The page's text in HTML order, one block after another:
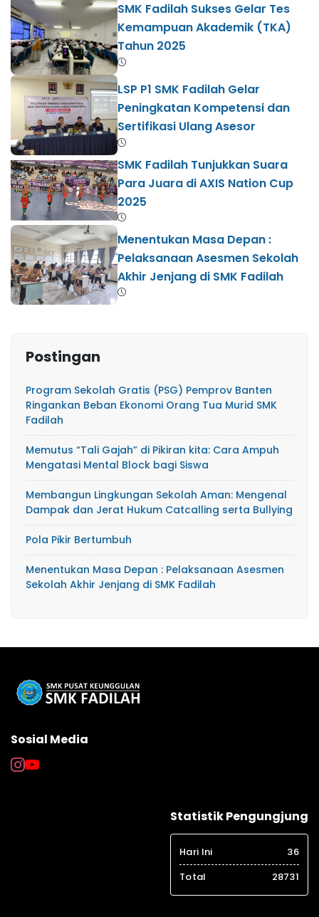
SMK Fadilah Sukses Gelar Tes
Kemampuan Akademik (TKA)
Tahun 2025
LSP P1 SMK Fadilah Gelar
Peningkatan Kompetensi dan
Sertifikasi Ulang Asesor
SMK Fadilah Tunjukkan Suara
Para Juara di AXIS Nation Cup
2025
Menentukan Masa Depan :
Pelaksanaan Asesmen Sekolah
Akhir Jenjang di SMK Fadilah
Postingan
Program Sekolah Gratis (PSG) Pemprov Banten
Ringankan Beban Ekonomi Orang Tua Murid SMK
Fadilah
Memutus “Tali Gajah” di Pikiran kita: Cara Ampuh
Mengatasi Mental Block bagi Siswa
​Membangun Lingkungan Sekolah Aman: Mengenal
Dampak dan Jerat Hukum Catcalling serta Bullying
Pola Pikir Bertumbuh
Menentukan Masa Depan : Pelaksanaan Asesmen
Sekolah Akhir Jenjang di SMK Fadilah
Sosial Media
Statistik Pengungjung
Hari Ini
36
Total
28731